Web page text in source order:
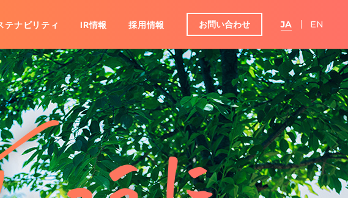
お問い合わせ JA EN
見るコシダカグループ
テナビリティ
IRカレンダー
IRよくあるご質問
IR情報 採用情報